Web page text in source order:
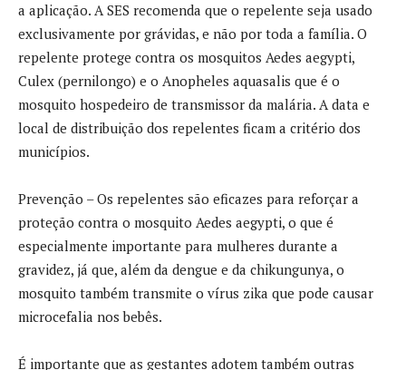
a aplicação. A SES recomenda que o repelente seja usado
exclusivamente por grávidas, e não por toda a família. O
repelente protege contra os mosquitos Aedes aegypti,
Culex (pernilongo) e o Anopheles aquasalis que é o
mosquito hospedeiro de transmissor da malária. A data e
local de distribuição dos repelentes ficam a critério dos
municípios.
Prevenção – Os repelentes são eficazes para reforçar a
proteção contra o mosquito Aedes aegypti, o que é
especialmente importante para mulheres durante a
gravidez, já que, além da dengue e da chikungunya, o
mosquito também transmite o vírus zika que pode causar
microcefalia nos bebês.
É importante que as gestantes adotem também outras